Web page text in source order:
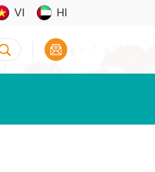
VI HI